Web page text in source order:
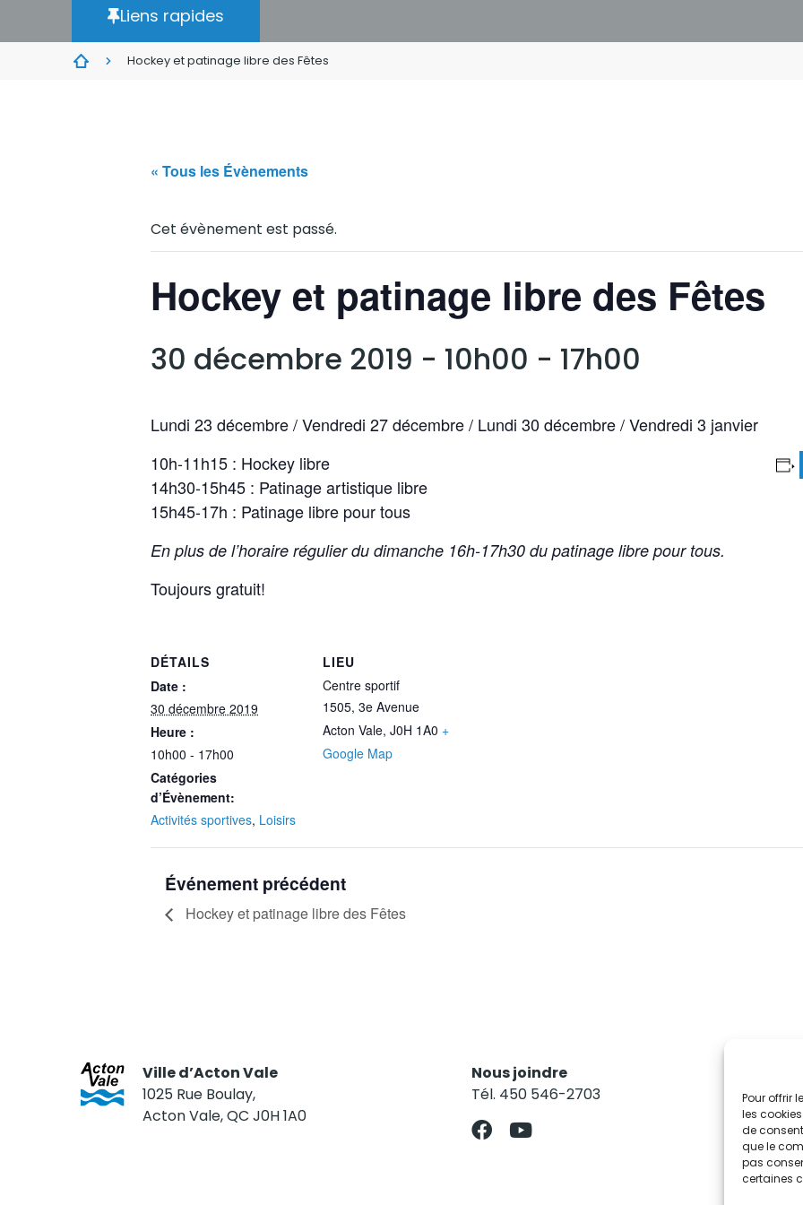
Pour offrir
les
de
que le
pas
certaines
Liens rapides
Hockey et patinage libre des Fêtes
« Tous les Évènements
Cet évènement est passé.
Hockey et patinage libre des Fêtes
30 décembre 2019 - 10h00 - 17h00
Lundi 23 décembre / Vendredi 27 décembre / Lundi 30 décembre / Vendredi 3 janvier
10h-11h15 : Hockey libre
14h30-15h45 : Patinage artistique libre
15h45-17h : Patinage libre pour tous
En plus de l’horaire régulier du dimanche 16h-17h30 du patinage libre pour tous.
Toujours gratuit!
DÉTAILS
Date :
30 décembre 2019
Heure :
10h00 - 17h00
Catégories
d’Évènement:
Activités sportives, Loisirs
LIEU
Centre sportif
1505, 3e Avenue
Acton Vale, J0H 1A0 +
Google Map
Événement précédent
Hockey et patinage libre des Fêtes
Ville d’Acton Vale
1025 Rue Boulay,
Acton Vale, QC J0H 1A0
Nous joindre
Tél. 450 546-2703